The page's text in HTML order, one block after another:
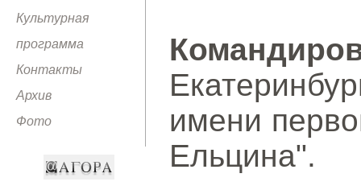
Культурная
программа
Контакты
Архив
Фото
имени
Ельцина".